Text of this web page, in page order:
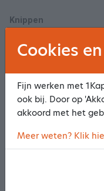
Knippen
Knippen/wassen/
Cookies
Fijn werken met
ook bij. Door op
akkoord met het
Meer weten? Klik